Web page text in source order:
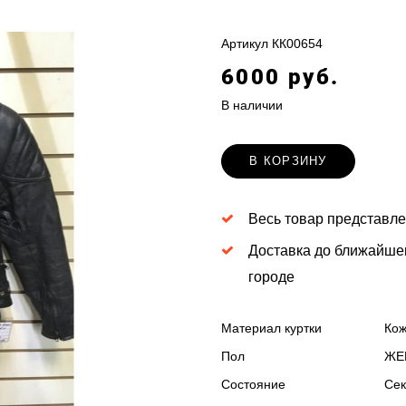
Артикул КК00654
6000 руб.
В наличии
В КОРЗИНУ
Весь товар
Доставка до
городе
Материал куртки
Пол
Состояние